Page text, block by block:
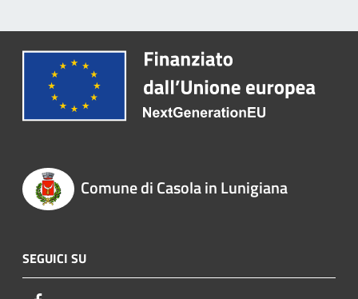
Comune di Casola in Lunigiana
SEGUICI SU